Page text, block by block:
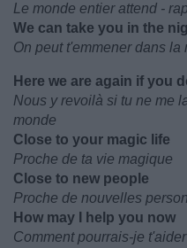
Le monde entier attend -
We can take you in the
On peut t'emmener dans la
Here we are again if you
Nous y revoilà si tu ne me
monde
Close to your magic life
Proche de ta vie magique
Close to new people
Proche de nouvelles
How may I help you now
Comment pourrais-je